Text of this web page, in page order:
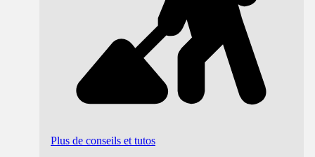
Plus de conseils et tutos